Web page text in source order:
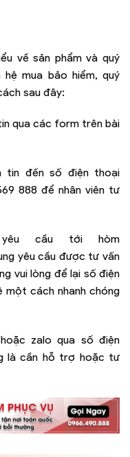
về sản phẩm và quý
mua bảo hiểm, quý
sau đây:
qua các form trên bài
tin đến số điện thoại
888 để nhân viên tư
cầu tới hòm
yêu cầu được tư vấn
vui lòng để lại số điện
một cách nhanh chóng
zalo qua số điện
là cần hỗ trợ hoặc tư